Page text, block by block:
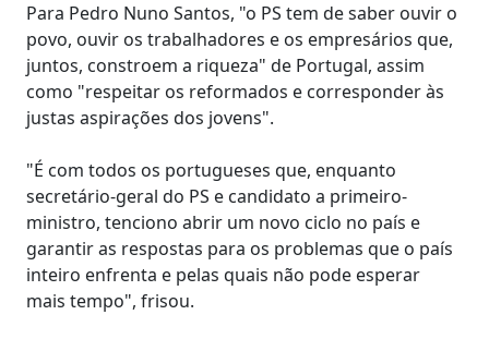
Para Pedro Nuno Santos, "o PS tem de saber ouvir o
povo, ouvir os trabalhadores e os empresários que,
juntos, constroem a riqueza" de Portugal, assim
como "respeitar os reformados e corresponder às
justas aspirações dos jovens".
"É com todos os portugueses que, enquanto
secretário-geral do PS e candidato a primeiro-
ministro, tenciono abrir um novo ciclo no país e
garantir as respostas para os problemas que o país
inteiro enfrenta e pelas quais não pode esperar
mais tempo", frisou.